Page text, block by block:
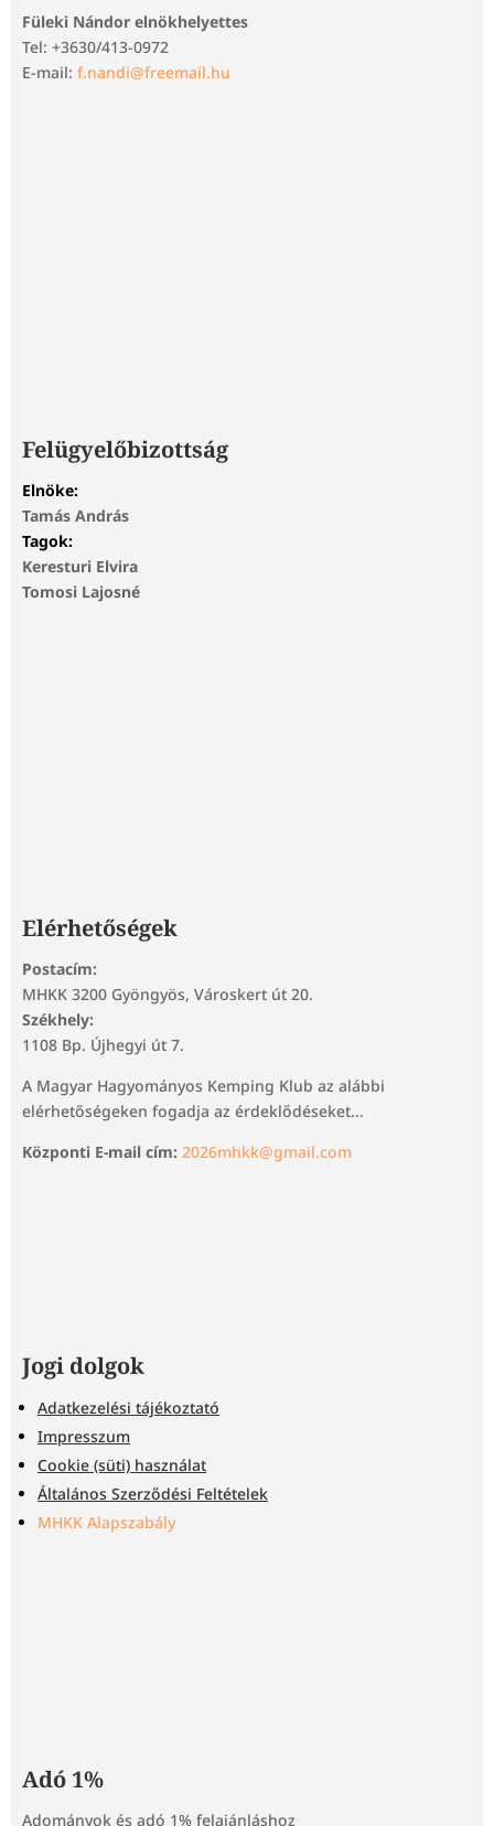
Füleki Nándor elnökhelyettes
Tel: +3630/413-0972
E-mail: f.nandi@freemail.hu
Felügyelőbizottság
Elnöke:
Tamás András
Tagok:
Keresturi Elvira
Tomosi Lajosné
Elérhetőségek
Postacím:
MHKK 3200 Gyöngyös, Városkert út 20.
Székhely:
1108 Bp. Újhegyi út 7.
A Magyar Hagyományos Kemping Klub az alábbi
elérhetőségeken fogadja az érdeklődéseket...
Központi E-mail cím: 2026mhkk@gmail.com
Jogi dolgok
Adatkezelési tájékoztató
Impresszum
Cookie (süti) használat
Általános Szerződési Feltételek
MHKK Alapszabály
Adó 1%
Adományok és adó 1% felajánláshoz